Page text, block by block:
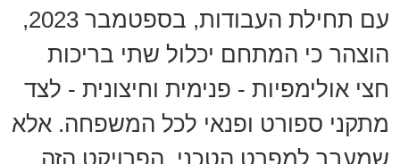
עם תחילת העבודות, בספטמבר 2023,
הוצהר כי המתחם יכלול שתי בריכות
חצי אולימפיות - פנימית וחיצונית - לצד
מתקני ספורט ופנאי לכל המשפחה. אלא